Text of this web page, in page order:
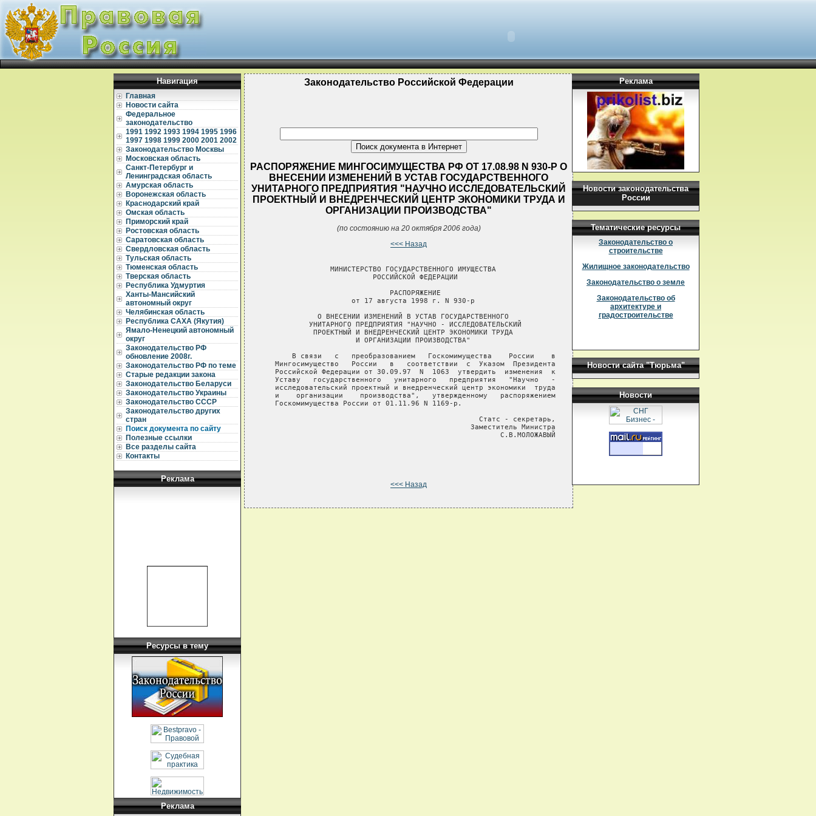
Навигация
Главная
Новости сайта
Федеральное
законодательство
1991 1992 1993 1994 1995 1996
1997 1998 1999 2000 2001 2002
Законодательство Москвы
Московская область
Санкт-Петербург и
Ленинградская область
Амурская область
Воронежская область
Краснодарский край
Омская область
Приморский край
Ростовская область
Саратовская область
Свердловская область
Тульская область
Тюменская область
Тверская область
Республика Удмуртия
Ханты-Мансийский
автономный округ
Челябинская область
Республика САХА (Якутия)
Ямало-Ненецкий автономный
округ
Законодательство РФ
обновление 2008г.
Законодательство РФ по теме
Старые редакции закона
Законодательство Беларуси
Законодательство Украины
Законодательство СССР
Законодательство других
стран
Поиск документа по сайту
Полезные ссылки
Все разделы сайта
Контакты
Реклама
Ресурсы в тему
Реклама
Законодательство Российской Федерации
РАСПОРЯЖЕНИЕ МИНГОСИМУЩЕСТВА РФ ОТ 17.08.98 N 930-Р О
ВНЕСЕНИИ ИЗМЕНЕНИЙ В УСТАВ ГОСУДАРСТВЕННОГО
УНИТАРНОГО ПРЕДПРИЯТИЯ "НАУЧНО ИССЛЕДОВАТЕЛЬСКИЙ
ПРОЕКТНЫЙ И ВНЕДРЕНЧЕСКИЙ ЦЕНТР ЭКОНОМИКИ ТРУДА И
ОРГАНИЗАЦИИ ПРОИЗВОДСТВА"
(по состоянию на 20 октября 2006 года)
<<< Назад
                МИНИСТЕРСТВО ГОСУДАРСТВЕННОГО ИМУЩЕСТВА
                          РОССИЙСКОЙ ФЕДЕРАЦИИ
                              РАСПОРЯЖЕНИЕ
                     от 17 августа 1998 г. N 930-р
             О ВНЕСЕНИИ ИЗМЕНЕНИЙ В УСТАВ ГОСУДАРСТВЕННОГО
           УНИТАРНОГО ПРЕДПРИЯТИЯ "НАУЧНО - ИССЛЕДОВАТЕЛЬСКИЙ
            ПРОЕКТНЫЙ И ВНЕДРЕНЧЕСКИЙ ЦЕНТР ЭКОНОМИКИ ТРУДА
                      И ОРГАНИЗАЦИИ ПРОИЗВОДСТВА"
       В связи   с   преобразованием   Госкомимущества    России    в
   Мингосимущество   России   в   соответствии  с  Указом  Президента
   Российской Федерации от 30.09.97  N  1063  утвердить  изменения  к
   Уставу   государственного   унитарного   предприятия   "Научно   -
   исследовательский проектный и внедренческий центр экономики  труда
   и    организации    производства",   утвержденному   распоряжением
   Госкомимущества России от 01.11.96 N 1169-р.
                                                   Статс - секретарь,
                                                 Заместитель Министра
                                                        С.В.МОЛОЖАВЫЙ
<<< Назад
Реклама
Новости законодательства
России
Тематические ресурсы
Законодательство о
строительстве
Жилищное законодательство
Законодательство о земле
Законодательство об
архитектуре и
градостроительстве
Новости сайта "Тюрьма"
Новости